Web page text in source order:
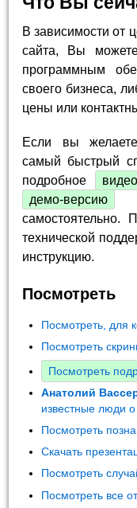
В зависимости от
сайта, Вы
программным
своего бизнеса,
цены или
Если вы
самый быстрый
подробное
видео
демо-версию
самостоятельно.
технической
инструкцию.
Посмотреть
Посмотреть, для
Посмотреть
Посмотреть
Анатолий
известные люди
Посмотреть
Скачать
Посмотреть
Посмотреть все